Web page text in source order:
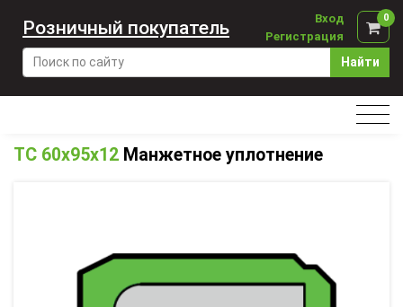
Найти
Вход
Регистрация
0
Розничный покупатель
TC 60x95x12 Манжетное уплотнение